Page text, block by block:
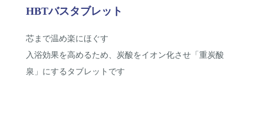
HBTバスタブレット
芯まで温め楽にほぐす
入浴効果を高めるため、炭酸をイオン化させ「重炭酸
泉」にするタブレットです